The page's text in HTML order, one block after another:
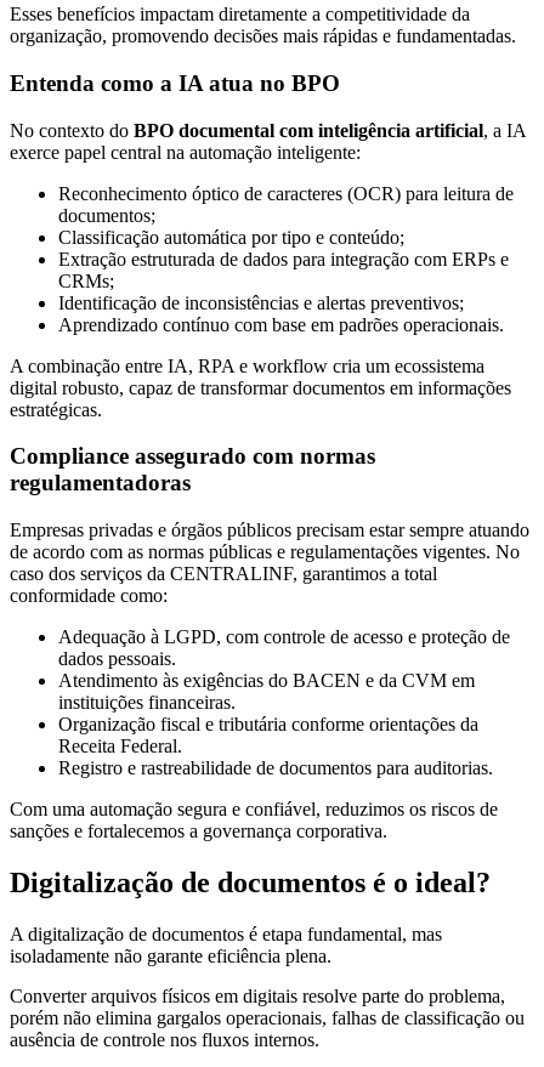
Esses benefícios impactam diretamente a competitividade da
organização, promovendo decisões mais rápidas e fundamentadas.
Entenda como a IA atua no BPO
No contexto do BPO documental com inteligência artificial, a IA
exerce papel central na automação inteligente:
Reconhecimento óptico de caracteres (OCR) para leitura de
documentos;
Classificação automática por tipo e conteúdo;
Extração estruturada de dados para integração com ERPs e
CRMs;
Identificação de inconsistências e alertas preventivos;
Aprendizado contínuo com base em padrões operacionais.
A combinação entre IA, RPA e workflow cria um ecossistema
digital robusto, capaz de transformar documentos em informações
estratégicas.
Compliance assegurado com normas
regulamentadoras
Empresas privadas e órgãos públicos precisam estar sempre atuando
de acordo com as normas públicas e regulamentações vigentes. No
caso dos serviços da CENTRALINF, garantimos a total
conformidade como:
Adequação à LGPD, com controle de acesso e proteção de
dados pessoais.
Atendimento às exigências do BACEN e da CVM em
instituições financeiras.
Organização fiscal e tributária conforme orientações da
Receita Federal.
Registro e rastreabilidade de documentos para auditorias.
Com uma automação segura e confiável, reduzimos os riscos de
sanções e fortalecemos a governança corporativa.
Digitalização de documentos é o ideal?
A digitalização de documentos é etapa fundamental, mas
isoladamente não garante eficiência plena.
Converter arquivos físicos em digitais resolve parte do problema,
porém não elimina gargalos operacionais, falhas de classificação ou
ausência de controle nos fluxos internos.